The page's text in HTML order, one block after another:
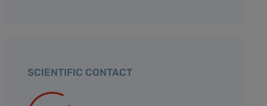
SCIENTIFIC CONTACT